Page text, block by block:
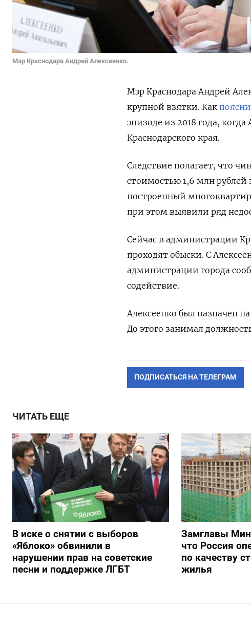
Мэр Краснодара Андрей Алексеенко.
Мэр Краснодара Андрей
крупной взятки. Как
эпизоде из 2018 года,
Краснодарского края.
Следствие полагает, что
стоимостью 1,6 млн рублей
построенный
при этом выявили ряд
Сейчас в администрации
проходят обыски. С
администрации города
содействие.
Алексеенко был назначен
До этого занимал
ПОДПИСАТЬСЯ НА ТЕЛЕГРАМ
ЧИТАТЬ ЕЩЕ
В иске о снятии с выборов
«Яблоко» обвинили в
нарушении прав на советские
песни и поддержке ЛГБТ
Замглавы
что Россия
по качеству
жилья